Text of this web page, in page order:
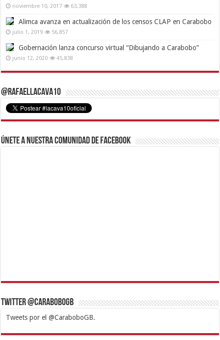
noviembre 10, 2017 63,388
Alimca avanza en actualización de los censos CLAP en Carabobo
julio 1, 2019 56,857
Gobernación lanza concurso virtual “Dibujando a Carabobo”
junio 12, 2020 45,838
@RafaelLacava10
Únete a nuestra comunidad de Facebook
Twitter @CaraboboGB
Tweets por el @CaraboboGB.
1xbetBetturkeyBetistKralbetSupertotobetTipobetMatadorbetMariobet
https://mvbcasino.com/